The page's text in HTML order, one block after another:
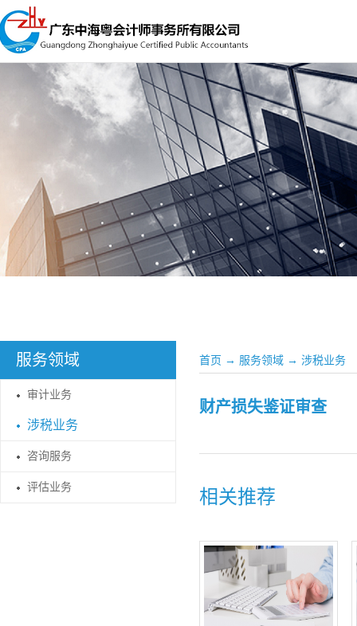
服务领域
审计业务
涉税业务
咨询服务
评估业务
首页 → 服务领域 → 涉税业务
财产损失鉴证审查
相关推荐